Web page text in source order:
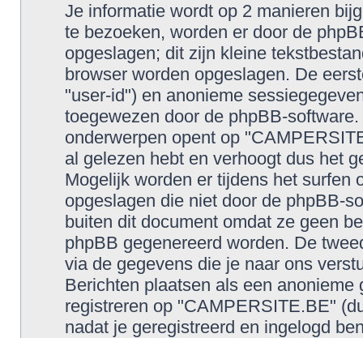
Je informatie wordt op 2 manieren
te bezoeken, worden er door de
opgeslagen; dit zijn kleine
browser worden opgeslagen. De
"user-id") en anonieme
toegewezen door de phpBB-
onderwerpen opent op
al gelezen hebt en verhoogt dus het
Mogelijk worden er tijdens het
opgeslagen die niet door de phpBB-
buiten dit document omdat ze geen
phpBB gegenereerd worden. De
via de gegevens die je naar ons
Berichten plaatsen als een
registreren op "CAMPERSITE.BE"
nadat je geregistreerd en ingelogd